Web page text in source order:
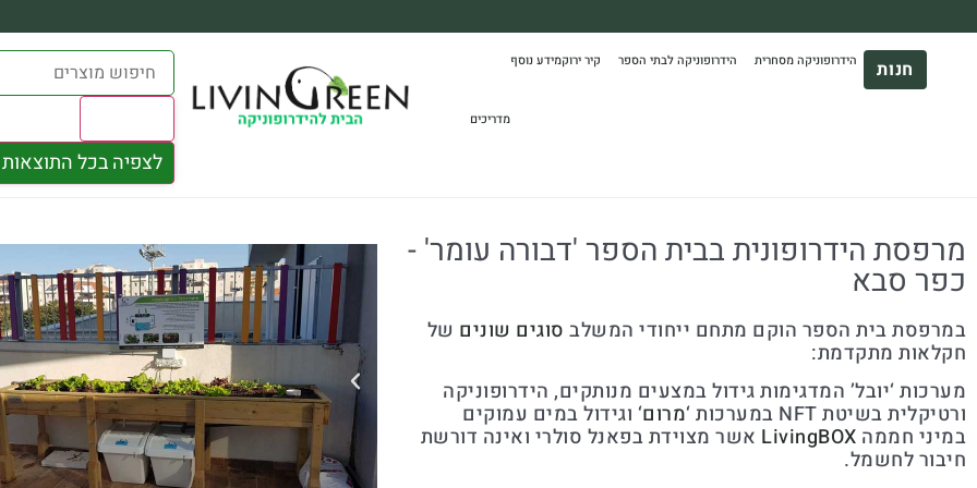
*בהתאם להגבלת גודל ומשקל
חנות הידרופוניקה מסחרית הידרופוניקה לבתי הספר קיר ירוקמידע נוסף
מדריכים
לצפיה בכל התוצאות
מרפסת הידרופונית בבית הספר 'דבורה עומר' -
כפר סבא
במרפסת בית הספר הוקם מתחם ייחודי המשלב סוגים שונים של
חקלאות מתקדמת:
מערכות ‘יובל’ המדגימות גידול במצעים מנותקים, הידרופוניקה
ורטיקלית בשיטת NFT במערכות ‘ מרום‘ וגידול במים עמוקים
במיני חממה אשר מצוידת בפאנל סולרי ואינה דורשת
חיבור לחשמל.